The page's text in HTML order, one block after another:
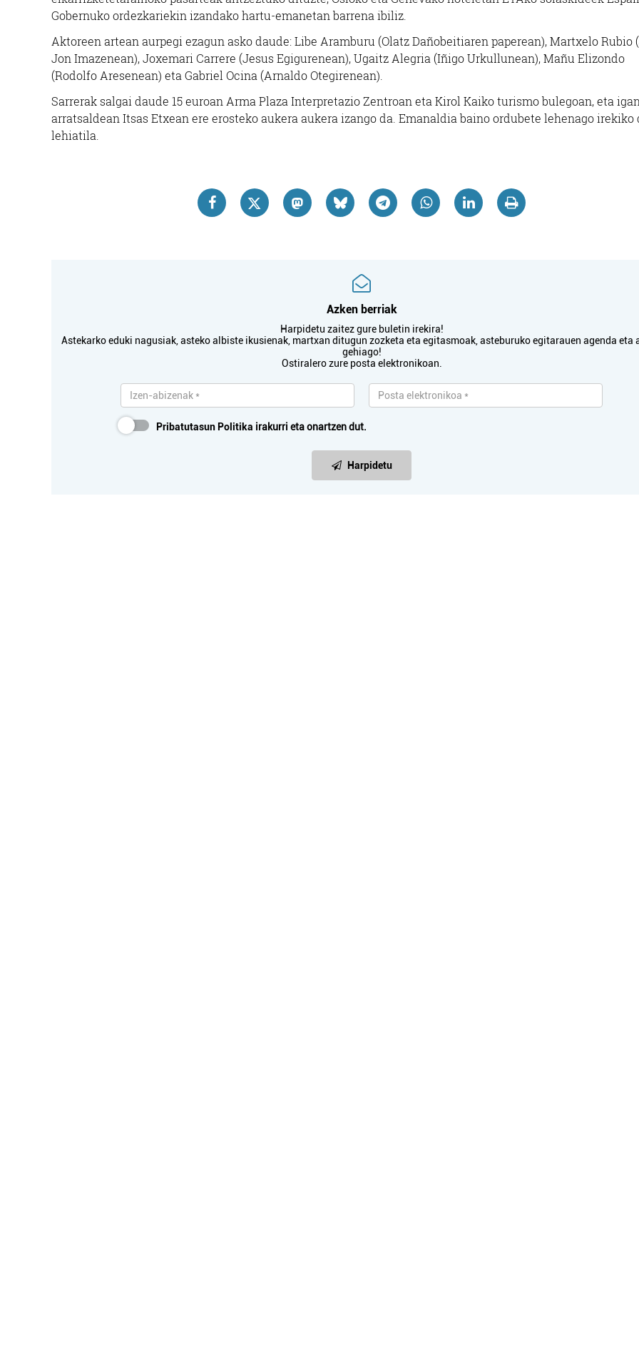
Gobernuko ordezkariekin izandako hartu-emanetan barrena ibiliz.
Aktoreen artean aurpegi ezagun asko daude: Libe Aramburu (Olatz Dañobeitiaren paperean), Martxelo Rubio
Jon Imazenean), Joxemari Carrere (Jesus Egigurenean), Ugaitz Alegria (Iñigo Urkullunean), Mañu Elizondo
(Rodolfo Aresenean) eta Gabriel Ocina (Arnaldo Otegirenean).
Sarrerak salgai daude 15 euroan Arma Plaza Interpretazio Zentroan eta Kirol Kaiko turismo bulegoan, eta
arratsaldean Itsas Etxean ere erosteko aukera aukera izango da. Emanaldia baino ordubete lehenago irekiko
lehiatila.
Azken berriak
Harpidetu zaitez gure buletin irekira!
Astekarko eduki nagusiak, asteko albiste ikusienak, martxan ditugun zozketa eta egitasmoak, asteburuko egitarauen agenda eta
gehiago!
Ostiralero zure posta elektronikoan.
Pribatutasun Politika irakurri eta onartzen dut.
Harpidetu